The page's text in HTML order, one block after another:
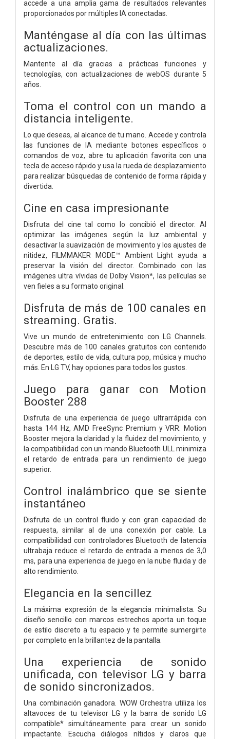
accede a una amplia gama de resultados relevantes
proporcionados por múltiples IA conectadas.
Manténgase al día con las últimas
actualizaciones.
Mantente al día gracias a prácticas funciones y
tecnologías, con actualizaciones de webOS durante 5
años.
Toma el control con un mando a
distancia inteligente.
Lo que deseas, al alcance de tu mano. Accede y controla
las funciones de IA mediante botones específicos o
comandos de voz, abre tu aplicación favorita con una
tecla de acceso rápido y usa la rueda de desplazamiento
para realizar búsquedas de contenido de forma rápida y
divertida.
Cine en casa impresionante
Disfruta del cine tal como lo concibió el director. Al
optimizar las imágenes según la luz ambiental y
desactivar la suavización de movimiento y los ajustes de
nitidez, FILMMAKER MODE™ Ambient Light ayuda a
preservar la visión del director. Combinado con las
imágenes ultra vívidas de Dolby Vision*, las películas se
ven fieles a su formato original.
Disfruta de más de 100 canales en
streaming. Gratis.
Vive un mundo de entretenimiento con LG Channels.
Descubre más de 100 canales gratuitos con contenido
de deportes, estilo de vida, cultura pop, música y mucho
más. En LG TV, hay opciones para todos los gustos.
Juego para ganar con Motion
Booster 288
Disfruta de una experiencia de juego ultrarrápida con
hasta 144 Hz, AMD FreeSync Premium y VRR. Motion
Booster mejora la claridad y la fluidez del movimiento, y
la compatibilidad con un mando Bluetooth ULL minimiza
el retardo de entrada para un rendimiento de juego
superior.
Control inalámbrico que se siente
instantáneo
Disfruta de un control fluido y con gran capacidad de
respuesta, similar al de una conexión por cable. La
compatibilidad con controladores Bluetooth de latencia
ultrabaja reduce el retardo de entrada a menos de 3,0
ms, para una experiencia de juego en la nube fluida y de
alto rendimiento.
Elegancia en la sencillez
La máxima expresión de la elegancia minimalista. Su
diseño sencillo con marcos estrechos aporta un toque
de estilo discreto a tu espacio y te permite sumergirte
por completo en la brillantez de la pantalla.
Una experiencia de sonido
unificada, con televisor LG y barra
de sonido sincronizados.
Una combinación ganadora. WOW Orchestra utiliza los
altavoces de tu televisor LG y la barra de sonido LG
compatible* simultáneamente para crear un sonido
impactante. Escucha diálogos nítidos y claros que